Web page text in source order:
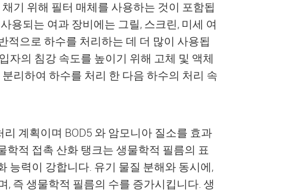
기 위해 필터 매체를 사용하는 것이 포함됩
용되는 여과 장비에는 그릴, 스크린, 미세 여
적으로 하수를 처리하는 데 더 많이 사용됩
자의 침강 속도를 높이기 위해 고체 및 액체
리하여 하수를 처리 한 다음 하수의 처리 속
계획이며 BOD5 와 암모니아 질소를 효과
학적 접촉 산화 탱크는 생물학적 필름의 표
능력이 강합니다. 유기 물질 분해와 동시에,
즉 생물학적 필름의 수를 증가시킵니다. 생